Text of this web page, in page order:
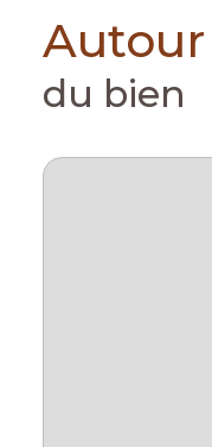
Autour
du bien